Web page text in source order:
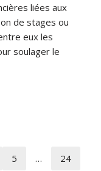
liées aux
de stages ou
eux les
soulager le
5 …
24